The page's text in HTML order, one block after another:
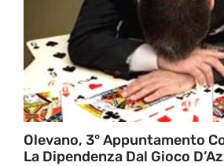
Olevano, 3° Appuntamento
La Dipendenza Dal Gioco